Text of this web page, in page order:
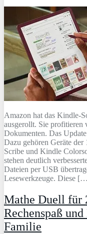
Amazon hat das Kindle-
ausgerollt. Sie profitieren
Dokumenten. Das
Dazu gehören Geräte
Scribe und Kindle
stehen deutlich
Dateien per USB
Lesewerkzeuge. Diese
Mathe Duell für
Rechenspaß
Familie